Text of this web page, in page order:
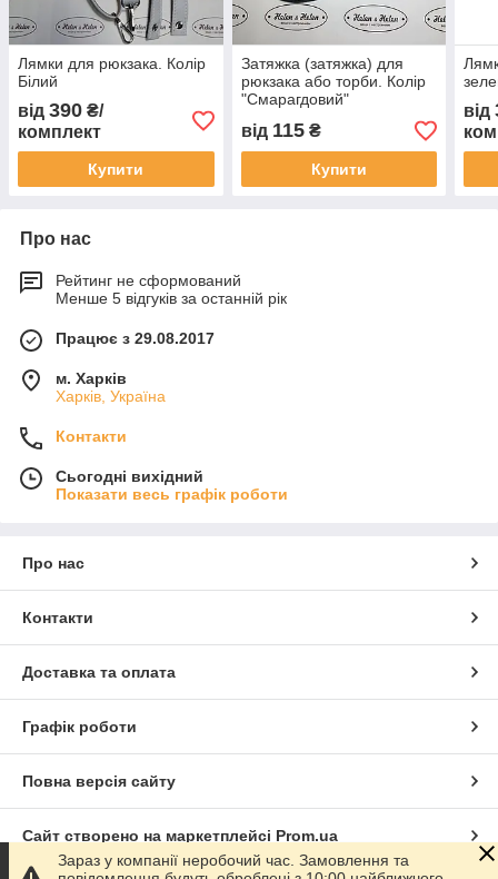
Лямки для рюкзака. Колір
Білий
від 390 ₴/
комплект
Купити
Затяжка (затяжка) для
рюкзака або торби. Колір
"Смарагдовий"
від 115₴
Купити
від
Про нас
Рейтинг не сформований
Менше 5 відгуків за останній рік
Працює з 29.08.2017
м. Харків
Харків, Україна
Контакти
Сьогодні вихідний
Показати весь графік роботи
Про нас
Контакти
Доставка та оплата
Графік роботи
Повна версія сайту
Сайт створено на маркетплейсі Prom.ua
Зараз у компанії неробочий час. Замовлення та